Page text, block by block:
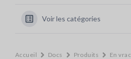
Voir les catégories
Accueil Docs Produits En vrac